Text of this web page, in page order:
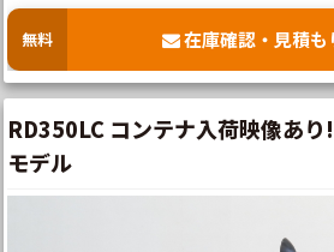
無料 在庫確認・見積も
RD350LC コンテナ入荷映像あ
モデル